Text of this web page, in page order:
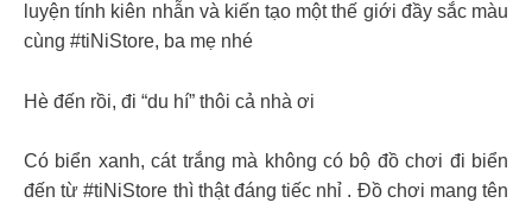
luyện tính kiên nhẫn và kiến tạo một thế giới đầy sắc màu
cùng #tiNiStore, ba mẹ nhé
Hè đến rồi, đi “du hí” thôi cả nhà ơi
Có biển xanh, cát trắng mà không có bộ đồ chơi đi biển
đến từ #tiNiStore thì thật đáng tiếc nhỉ . Đồ chơi mang tên